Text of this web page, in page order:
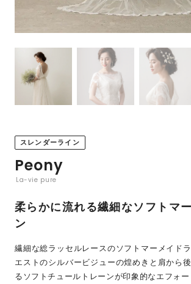
スレンダーライン
Peony
La-vie pure
柔らかに流れる繊細なソフトマ
ン
繊細な総ラッセルレースのソフトマーメイド
エストのシルバービジューの煌めきと肩から
るソフトチュールトレーンが印象的なエフォー